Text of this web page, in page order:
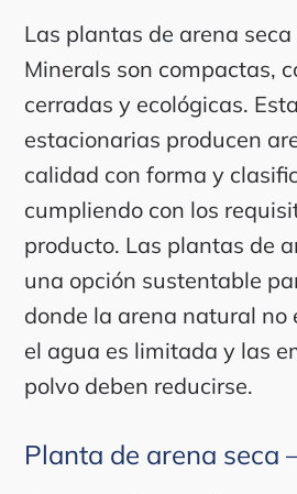
Las plantas de arena seca
Minerals son compactas,
cerradas y ecológicas.
estacionarias producen
calidad con forma y
cumpliendo con los
producto. Las plantas de
una opción sustentable
donde la arena natural no
el agua es limitada y las
polvo deben reducirse.
Planta de arena seca